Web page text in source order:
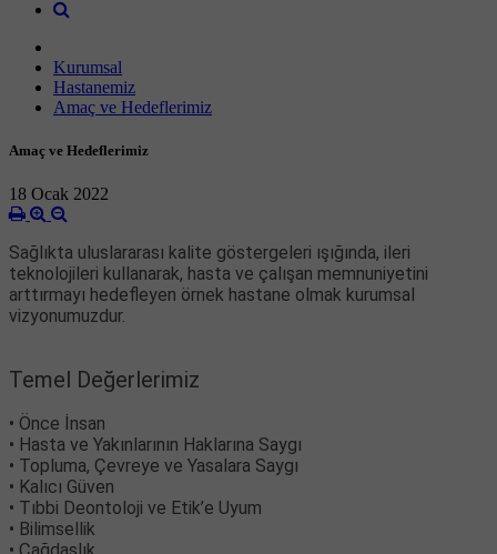
Kurumsal
Hastanemiz
Amaç ve Hedeflerimiz
Amaç ve Hedeflerimiz
18 Ocak 2022
Sağlıkta uluslararası kalite göstergeleri ışığında, ileri
teknolojileri kullanarak, hasta ve çalışan memnuniyetini
arttırmayı hedefleyen örnek hastane olmak kurumsal
vizyonumuzdur.
Temel Değerlerimiz
• Önce İnsan
• Hasta ve Yakınlarının Haklarına Saygı
• Topluma, Çevreye ve Yasalara Saygı
• Kalıcı Güven
• Tıbbi Deontoloji ve Etik’e Uyum
• Bilimsellik